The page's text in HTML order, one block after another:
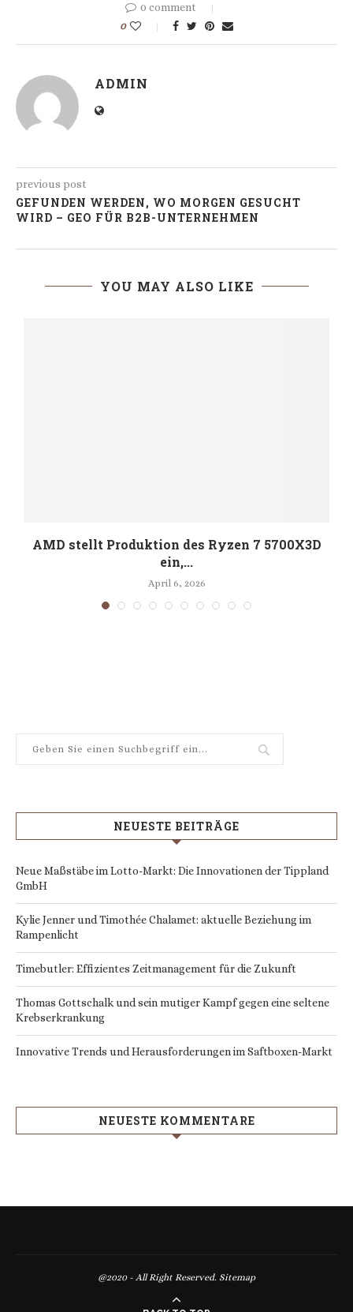
0 comment
0
ADMIN
previous post
GEFUNDEN WERDEN, WO MORGEN GESUCHT
WIRD – GEO FÜR B2B-UNTERNEHMEN
YOU MAY ALSO LIKE
AMD stellt Produktion des Ryzen 7 5700X3D
ein,...
April 6, 2026
NEUESTE BEITRÄGE
Neue Maßstäbe im Lotto-Markt: Die Innovationen der Tippland
GmbH
Kylie Jenner und Timothée Chalamet: aktuelle Beziehung im
Rampenlicht
Timebutler: Effizientes Zeitmanagement für die Zukunft
Thomas Gottschalk und sein mutiger Kampf gegen eine seltene
Krebserkrankung
Innovative Trends und Herausforderungen im Saftboxen-Markt
NEUESTE KOMMENTARE
@2020 - All Right Reserved. Sitemap